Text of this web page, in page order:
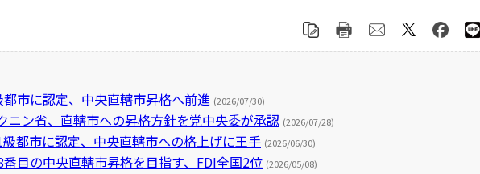
市に認定、中央直轄市昇格へ前進 (2026/07/30)
ニン省、直轄市への昇格方針を党中央委が承認 (2026/07/28)
都市に認定、中央直轄市への格上げに王手 (2026/06/30)
目の中央直轄市昇格を目指す、FDI全国2位 (2026/05/08)